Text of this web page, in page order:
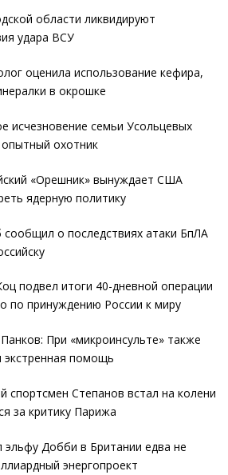
области ликвидируют
удара ВСУ
оценила использование кефира,
в окрошке
исчезновение семьи Усольцевых
охотник
«Орешник» вынуждает США
ядерную политику
о последствиях атаки БпЛА
подвел итоги 40-дневной операции
по принуждению России к миру
При «микроинсульте» также
экстренная помощь
спортсмен Степанов встал на колени
за критику Парижа
Добби в Британии едва не
энергопроект